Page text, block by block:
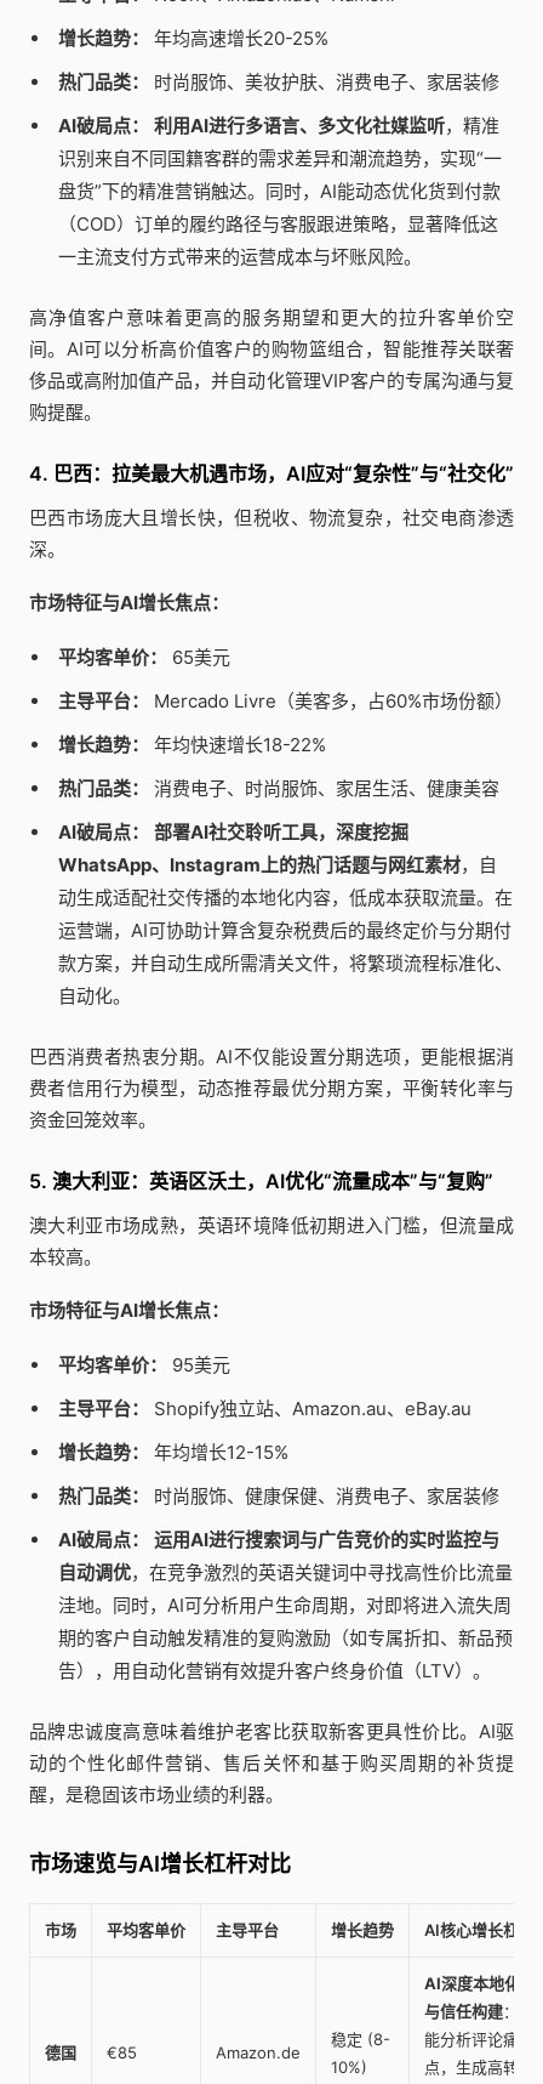
增长趋势：
年均高速增长20-25%
热门品类：
时尚服饰、美妆护肤、消费电子、家居装修
AI破局点：
利用AI进行多语言、多文化社媒监听，精准
识别来自不同国籍客群的需求差异和潮流趋势，实现“一
盘货”下的精准营销触达。同时，AI能动态优化货到付款
（COD）订单的履约路径与客服跟进策略，显著降低这
一主流支付方式带来的运营成本与坏账风险。
高净值客户意味着更高的服务期望和更大的拉升客单价空
间。AI可以分析高价值客户的购物篮组合，智能推荐关联奢
侈品或高附加值产品，并自动化管理VIP客户的专属沟通与复
购提醒。
4. 巴西：拉美最大机遇市场，AI应对“复杂性”与“社交化”
巴西市场庞大且增长快，但税收、物流复杂，社交电商渗透
深。
市场特征与AI增长焦点：
平均客单价：
65美元
主导平台：
Mercado Livre（美客多，占60%市场份额）
增长趋势：
年均快速增长18-22%
热门品类：
消费电子、时尚服饰、家居生活、健康美容
AI破局点：
部署AI社交聆听工具，深度挖掘
WhatsApp、Instagram上的热门话题与网红素材，自
动生成适配社交传播的本地化内容，低成本获取流量。在
运营端，AI可协助计算含复杂税费后的最终定价与分期付
款方案，并自动生成所需清关文件，将繁琐流程标准化、
自动化。
巴西消费者热衷分期。AI不仅能设置分期选项，更能根据消
费者信用行为模型，动态推荐最优分期方案，平衡转化率与
资金回笼效率。
5. 澳大利亚：英语区沃土，AI优化“流量成本”与“复购”
澳大利亚市场成熟，英语环境降低初期进入门槛，但流量成
本较高。
市场特征与AI增长焦点：
平均客单价：
95美元
主导平台：
Shopify独立站、Amazon.au、eBay.au
增长趋势：
年均增长12-15%
热门品类：
时尚服饰、健康保健、消费电子、家居装修
AI破局点：
运用AI进行搜索词与广告竞价的实时监控与
自动调优，在竞争激烈的英语关键词中寻找高性价比流量
洼地。同时，AI可分析用户生命周期，对即将进入流失周
期的客户自动触发精准的复购激励（如专属折扣、新品预
告），用自动化营销有效提升客户终身价值（LTV）。
品牌忠诚度高意味着维护老客比获取新客更具性价比。AI驱
动的个性化邮件营销、售后关怀和基于购买周期的补货提
醒，是稳固该市场业绩的利器。
市场速览与AI增长杠杆对比
市场 平均客单价 主导平台 增长趋势 AI核心增长杠杆
德国 €85 Amazon.de
稳定 (8-
10%)
AI深度本地化
与信任构建：智
能分析评论痛
点，生成高转化